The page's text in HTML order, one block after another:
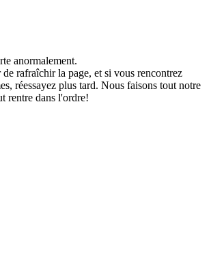
anormalement.
de rafraîchir la page, et si vous rencontrez
réessayez plus tard. Nous faisons tout notre
rentre dans l'ordre!